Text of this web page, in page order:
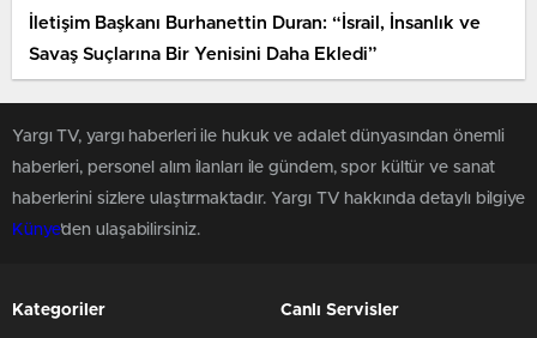
İletişim Başkanı Burhanettin Duran: “İsrail, İnsanlık ve
Savaş Suçlarına Bir Yenisini Daha Ekledi”
Yargı TV, yargı haberleri ile hukuk ve adalet dünyasından önemli
haberleri, personel alım ilanları ile gündem, spor kültür ve sanat
haberlerini sizlere ulaştırmaktadır. Yargı TV hakkında detaylı bilgiye
Künye'den ulaşabilirsiniz.
Kategoriler Canlı Servisler